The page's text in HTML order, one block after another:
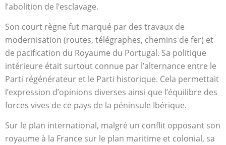
l’abolition de l’esclavage.
Son court règne fut marqué par des travaux de
modernisation (routes, télégraphes, chemins de fer) et
de pacification du Royaume du Portugal. Sa politique
intérieure était surtout connue par l’alternance entre le
Parti régénérateur et le Parti historique. Cela permettait
l’expression d’opinions diverses ainsi que l’équilibre des
forces vives de ce pays de la péninsule Ibérique.
Sur le plan international, malgré un conflit opposant son
royaume à la France sur le plan maritime et colonial, sa